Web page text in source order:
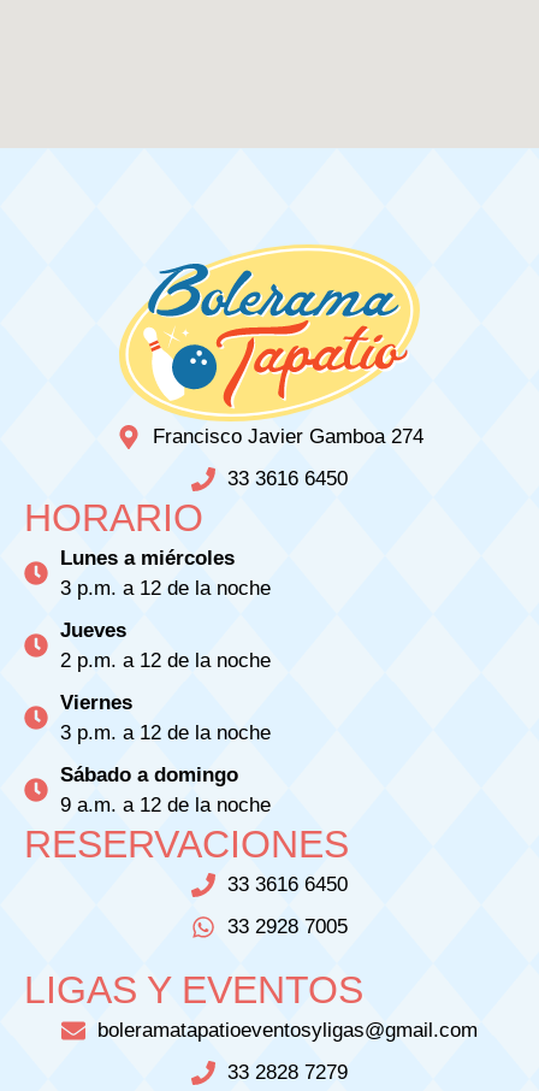
Francisco Javier Gamboa 274
33 3616 6450
HORARIO
Lunes a miércoles
3 p.m. a 12 de la noche
Jueves
2 p.m. a 12 de la noche
Viernes
3 p.m. a 12 de la noche
Sábado a domingo
9 a.m. a 12 de la noche
RESERVACIONES
33 3616 6450
33 2928 7005
LIGAS Y EVENTOS
boleramatapatioeventosyligas@gmail.com
33 2828 7279